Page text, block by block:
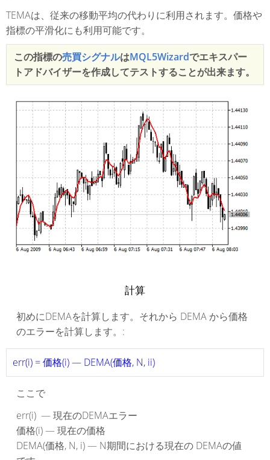
TEMAは、従来の移動平均の代わりに利用されます。価格や
指標の平滑化にも利用可能です。
この指標の売買シグナルはMQL5Wizardでエキスパー
トアドバイザーを作成してテストすることが出来ます。
計算
初めにDEMAを計算します。それから DEMA から価格
のエラーを計算します。:
err(i) = 価格(i) — DEMA(価格, N, ii)
ここで
err(i) — 現在のDEMAエラー
価格(i) — 現在の価格
DEMA(価格, N, i) — N期間における現在の DEMAの値